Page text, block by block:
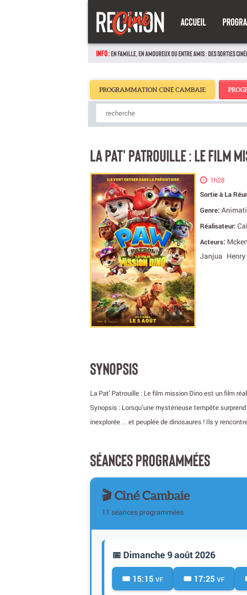
ACCUEIL
INFO :EN FAMILLE, EN AMOUREUX OU ENTRE AMIS : DES SORTIES
PROGRAMMATION CINÉ CAMBAIE
LA PAT' PATROUILLE : LE FILM
1h28
Sortie à La
Genre:
Réalisateur:
Acteurs:
Janjua
SYNOPSIS
La Pat' Patrouille : Le film mission Dino est un film
Synopsis : Lorsqu’une mystérieuse tempête
inexplorée… et peuplée de dinosaures ! Ils y
SÉANCES PROGRAMMÉES
🎬 Ciné Cambaie
11 séances programmées
📅 Dimanche 9 août 2026
🎟️ 15:15 VF 🎟️ 17:25 VF